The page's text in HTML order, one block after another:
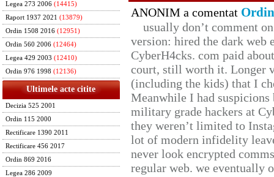
Legea 273 2006 (14415)
Raport 1937 2021 (13879)
Ordin 1508 2016 (12951)
Ordin 560 2006 (12464)
Legea 429 2003 (12410)
Ordin 976 1998 (12136)
Ultimele acte citite
Decizia 525 2001
Ordin 115 2000
Rectificare 1390 2011
Rectificare 456 2017
Ordin 869 2016
Legea 286 2009
ANONIM a comentat
usually don’t comment
version: hired the dark web
CyberH4cks. com paid
court, still worth it. Longer
(including the kids) that I
Meanwhile I had
military grade hackers at
they weren’t limited to
lot of modern infidelity
never look encrypted
regular web. we eventually